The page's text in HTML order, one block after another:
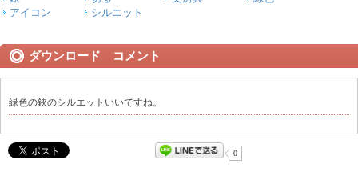
アイコン
シルエット
ダウンロード コメント
緑色の鋏のシルエットいいですね。
0